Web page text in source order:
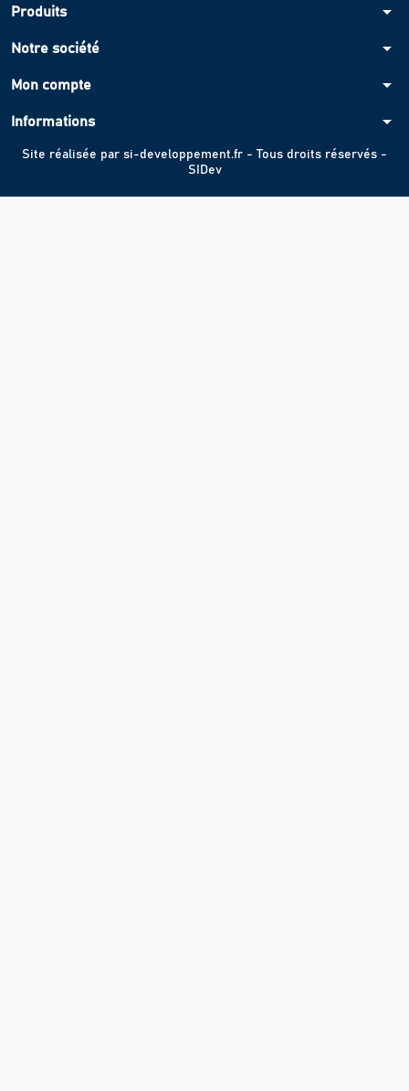
Produits arrow_drop_down
Notre société arrow_drop_down
Mon compte arrow_drop_down
Informations arrow_drop_down
Site réalisée par si-developpement.fr - Tous droits réservés -
SIDev